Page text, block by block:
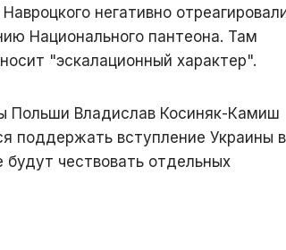
негативно
Национального пантеона. Там
"эскалационный характер".
Польши Владислав Косиняк-Камиш
поддержать вступление Украины
чествовать отдельных